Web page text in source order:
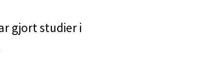
gjort studier i